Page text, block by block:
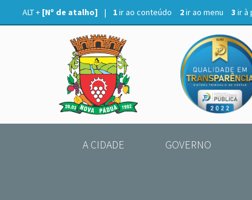
ALT + [Nº de atalho] | 1ir ao conteúdo 2ir ao menu 3 ir à
A CIDADE GOVERNO